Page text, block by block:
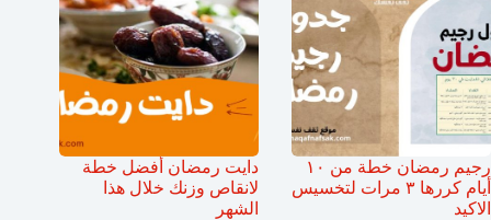
رجيم رمضان خطة من ١٠
أيام كررها ٣ مرات لتخسيس
الاكيد
دايت رمضان أفضل خطة
لانقاص وزنك خلال هذا
الشهر